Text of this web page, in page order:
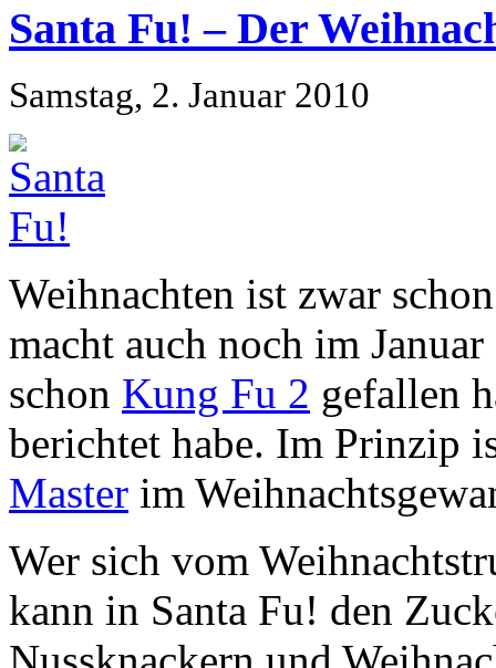
Santa Fu! – Der
Samstag, 2. Januar 2010
Weihnachten ist zwar
macht auch noch im
schon Kung Fu 2 gefallen
berichtet habe. Im Prinzip
Master im
Wer sich vom
kann in Santa Fu! den